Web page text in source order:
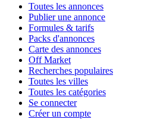
Toutes les annonces
Publier une annonce
Formules & tarifs
Packs d'annonces
Carte des annonces
Off Market
Recherches populaires
Toutes les villes
Toutes les catégories
Se connecter
Créer un compte